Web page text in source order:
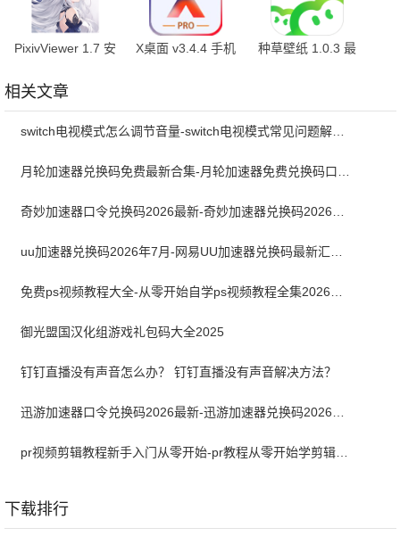
PixivViewer 1.7 安
X桌面 v3.4.4 手机
种草壁纸 1.0.3 最
相关文章
switch电视模式怎么调节音量-switch电视模式常见问题解决方案
御光盟国汉化组游戏礼包码大全2025
钉钉直播没有声音怎么办？ 钉钉直播没有声音解决方法？
pr视频剪辑教程新手入门从零开始-pr教程从零开始学剪辑全集免费
下载排行